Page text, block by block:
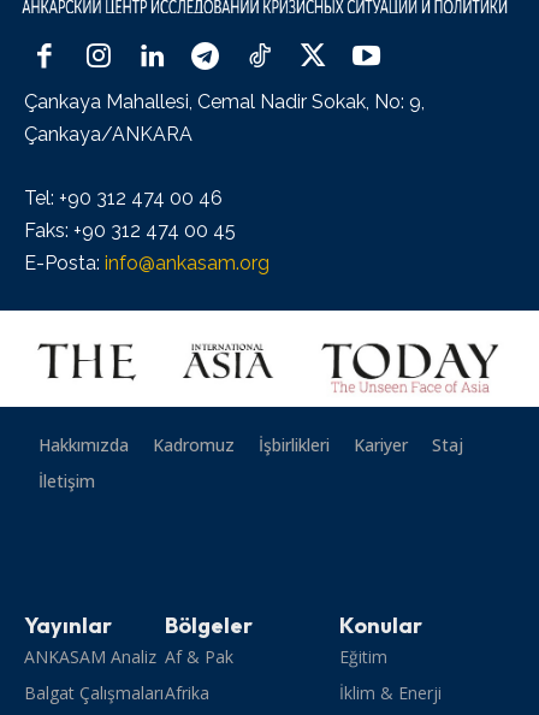
Çankaya Mahallesi, Cemal Nadir Sokak, No: 9,
Çankaya/ANKARA
Tel: +90 312 474 00 46
Faks: +90 312 474 00 45
E-Posta: info@ankasam.org
Hakkımızda Kadromuz İşbirlikleri Kariyer
Staj
İletişim
Yayınlar
ANKASAM Analiz
Balgat Çalışmaları
Bölgeler
Af & Pak
Afrika
Konular
Eğitim
İklim & Enerji